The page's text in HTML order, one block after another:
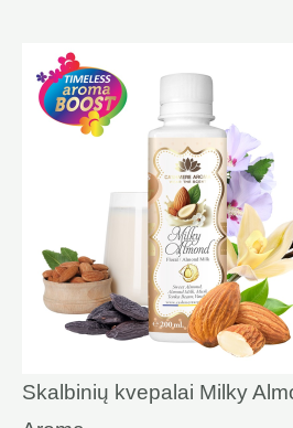
Skalbinių kvepalai Milky